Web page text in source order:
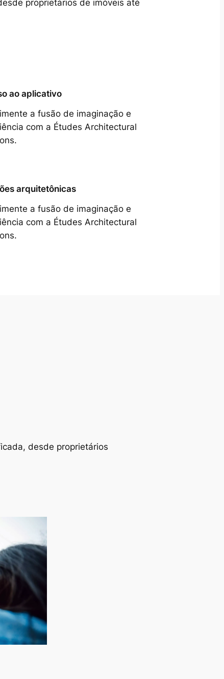
proprietários de imóveis até
ao aplicativo
a fusão de imaginação e
com a Études Architectural
arquitetônicas
a fusão de imaginação e
com a Études Architectural
desde proprietários